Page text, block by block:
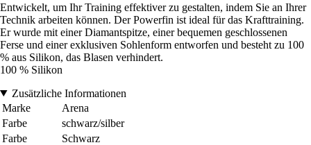
Entwickelt, um Ihr Training effektiver zu gestalten, indem Sie an Ihrer
Technik arbeiten können. Der Powerfin ist ideal für das Krafttraining.
Er wurde mit einer Diamantspitze, einer bequemen geschlossenen
Ferse und einer exklusiven Sohlenform entworfen und besteht zu 100
% aus Silikon, das Blasen verhindert.
100 % Silikon
Zusätzliche Informationen
Marke
Arena
Farbe
schwarz/silber
Farbe
Schwarz